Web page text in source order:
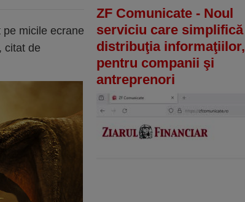
pe micile ecrane
citat de
ZF Comunicate - Noul
serviciu care simplifică
distribuţia informaţiilor,
pentru companii şi
antreprenori